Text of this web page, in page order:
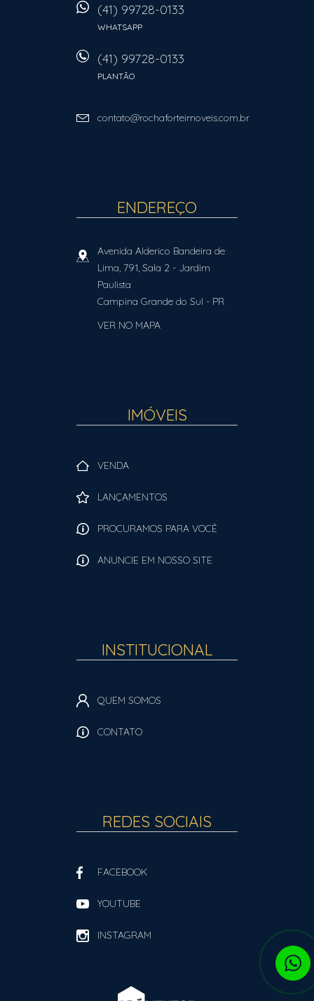
(41) 99728-0133
WHATSAPP
(41) 99728-0133
PLANTÃO
contato@rochaforteimoveis.com.br
ENDEREÇO
Avenida Alderico Bandeira de
Lima, 791, Sala 2 - Jardim
Paulista
Campina Grande do Sul - PR
VER NO MAPA
IMÓVEIS
VENDA
LANÇAMENTOS
PROCURAMOS PARA VOCÊ
ANUNCIE EM NOSSO SITE
INSTITUCIONAL
QUEM SOMOS
CONTATO
REDES SOCIAIS
FACEBOOK
YOUTUBE
INSTAGRAM